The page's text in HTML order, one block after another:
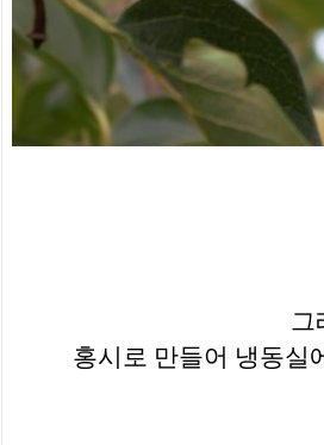
그
홍시로 만들어 냉동실